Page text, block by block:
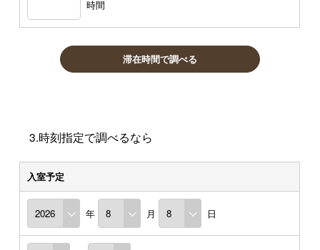
時間
滞在時間で調べる
3.時刻指定で調べるなら
入室予定
年 月 日